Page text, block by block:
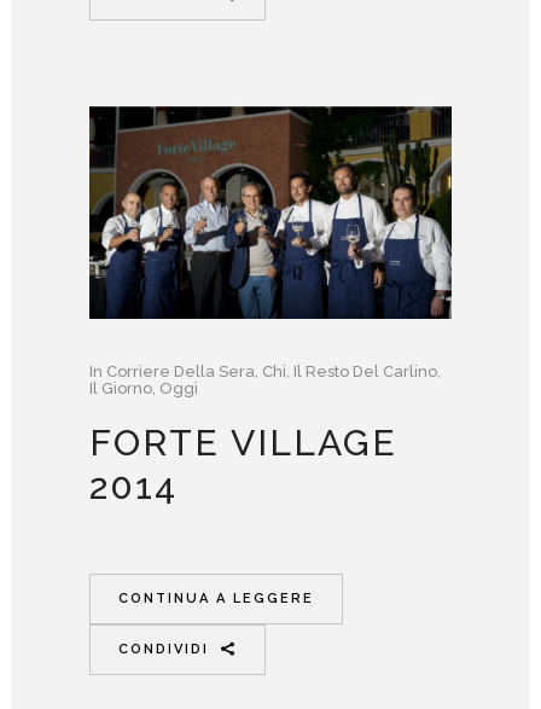
In Corriere Della Sera, Chi, Il Resto Del Carlino,
Il Giorno, Oggi
FORTE VILLAGE
2014
CONTINUA A LEGGERE
CONDIVIDI